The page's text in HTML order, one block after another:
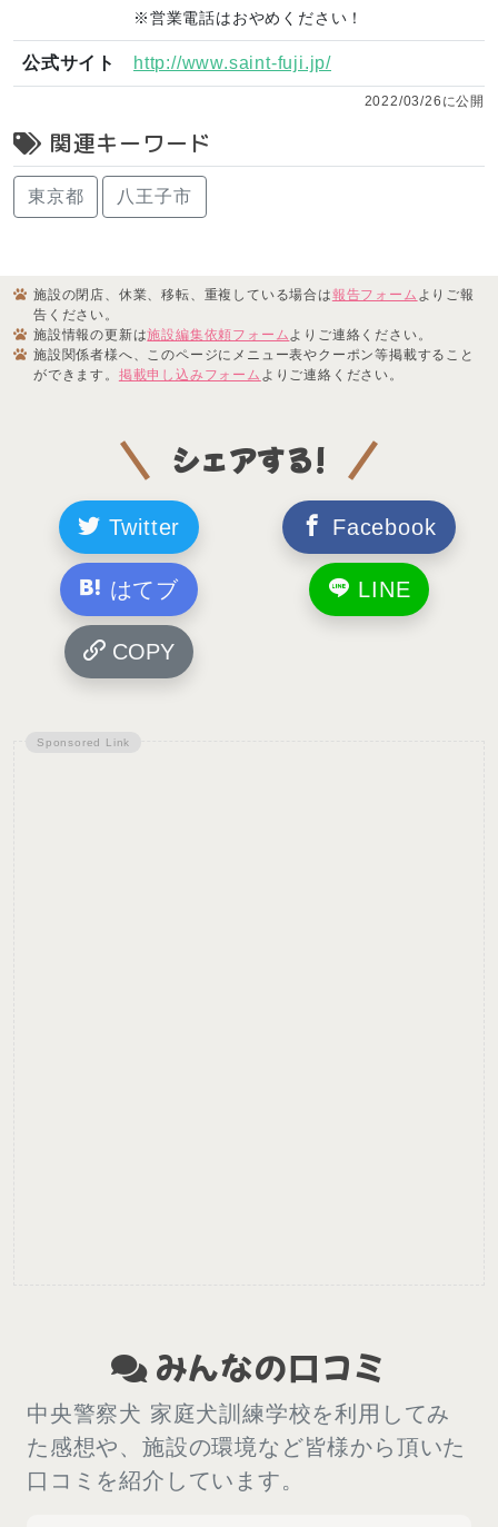
※営業電話はおやめください！
公式サイト http://www.saint-fuji.jp/
2022/03/26に公開
関連キーワード
東京都 八王子市
施設の閉店、休業、移転、重複している場合は報告フォーム よりご報
告ください。
施設情報の更新は施設編集依頼フォーム よりご連絡ください。
施設関係者様へ、このページにメニュー表やクーポン等掲載すること
ができます。 掲載申し込みフォーム よりご連絡ください。
シェアする!
Twitter Facebook
はてブ LINE
COPY
みんなの口コミ
中央警察犬 家庭犬訓練学校を利用してみ
た感想や、施設の環境など皆様から頂いた
口コミを紹介しています。